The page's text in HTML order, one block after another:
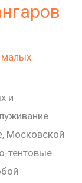
малых
и
Московской
тентовые